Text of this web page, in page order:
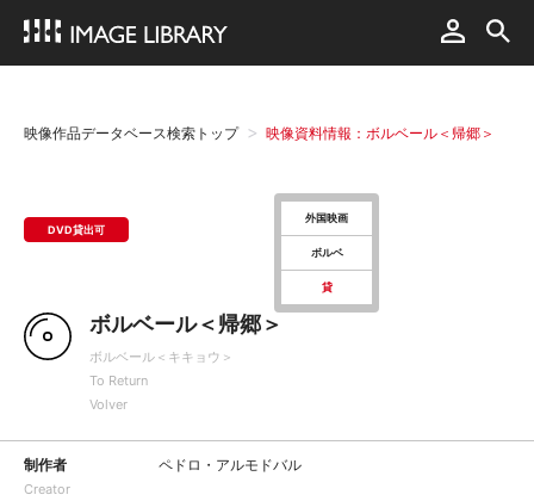
映像作品データベース検索トップ 映像資料情報：ボルベール＜帰郷＞
DVD貸出可
外国映画
ボルベ
貸
ボルベール＜帰郷＞
ボルベール＜キキョウ＞
To Return
Volver
制作者
Creator
ペドロ・アルモドバル